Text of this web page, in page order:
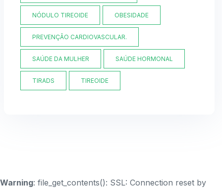
NÓDULO TIREOIDE OBESIDADE
PREVENÇÃO CARDIOVASCULAR.
SAÚDE DA MULHER SAÚDE HORMONAL
TIRADS TIREOIDE
Warning: file_get_contents(): SSL: Connection reset by